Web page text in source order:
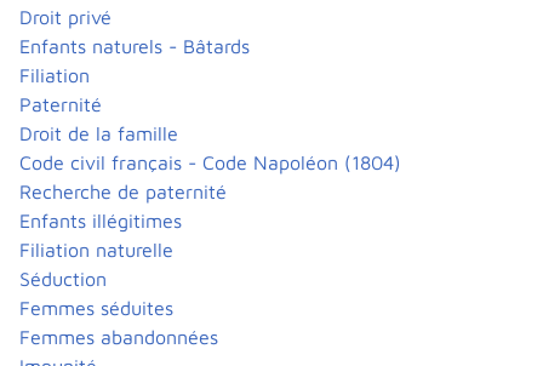
Droit privé
Enfants naturels - Bâtards
Filiation
Paternité
Droit de la famille
Code civil français - Code Napoléon (1804)
Recherche de paternité
Enfants illégitimes
Filiation naturelle
Séduction
Femmes séduites
Femmes abandonnées